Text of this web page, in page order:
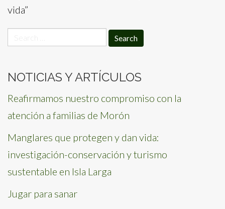
vida”
for:
NOTICIAS Y ARTÍCULOS
Reafirmamos nuestro compromiso con la
atención a familias de Morón
Manglares que protegen y dan vida:
investigación-conservación y turismo
sustentable en Isla Larga
Jugar para sanar